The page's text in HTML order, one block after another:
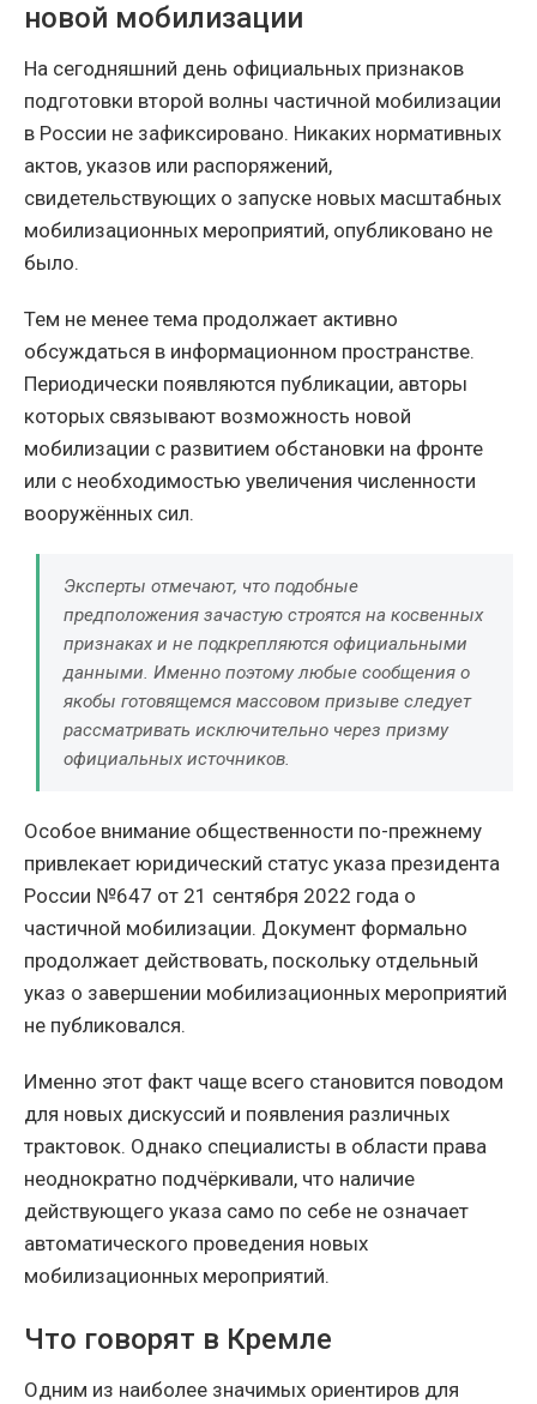
новой мобилизации
На сегодняшний день официальных признаков
подготовки второй волны частичной мобилизации
в России не зафиксировано. Никаких нормативных
актов, указов или распоряжений,
свидетельствующих о запуске новых масштабных
мобилизационных мероприятий, опубликовано не
было.
Тем не менее тема продолжает активно
обсуждаться в информационном пространстве.
Периодически появляются публикации, авторы
которых связывают возможность новой
мобилизации с развитием обстановки на фронте
или с необходимостью увеличения численности
вооружённых сил.
Эксперты отмечают, что подобные
предположения зачастую строятся на косвенных
признаках и не подкрепляются официальными
данными. Именно поэтому любые сообщения о
якобы готовящемся массовом призыве следует
рассматривать исключительно через призму
официальных источников.
Особое внимание общественности по-прежнему
привлекает юридический статус указа президента
России №647 от 21 сентября 2022 года о
частичной мобилизации. Документ формально
продолжает действовать, поскольку отдельный
указ о завершении мобилизационных мероприятий
не публиковался.
Именно этот факт чаще всего становится поводом
для новых дискуссий и появления различных
трактовок. Однако специалисты в области права
неоднократно подчёркивали, что наличие
действующего указа само по себе не означает
автоматического проведения новых
мобилизационных мероприятий.
Что говорят в Кремле
Одним из наиболее значимых ориентиров для